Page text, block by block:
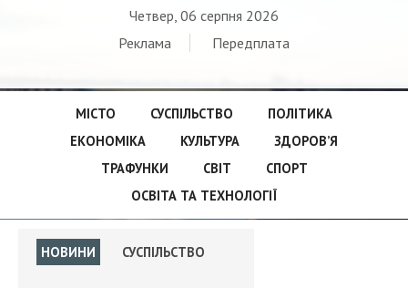
Четвер, 06 серпня 2026
Реклама
Передплата
МІСТО СУСПІЛЬСТВО
ПОЛІТИКА
ЕКОНОМІКА
КУЛЬТУРА
ЗДОРОВ’Я
ТРАФУНКИ
СВІТ
СПОРТ
ОСВІТА ТА ТЕХНОЛОГІЇ
НОВИНИ СУСПІЛЬСТВО